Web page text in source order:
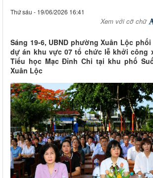
Thứ sáu - 19/06/2026 16:41
Xem với cỡ chữ
Sáng 19-6, UBND phường Xuân Lộc
dự án khu vực 07 tổ chức lễ khởi công
Tiểu học Mạc Đỉnh Chi tại khu phố
Xuân Lộc